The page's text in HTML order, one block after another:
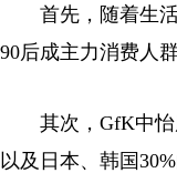
首先，随着生活
90后成主力消费人
其次，GfK中怡康
以及日本、韩国